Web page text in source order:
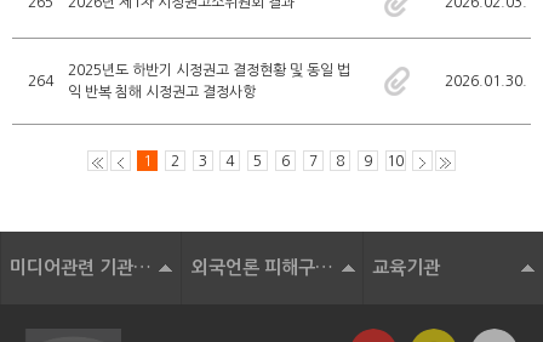
264
2025년도 하반기 시정권고 결정현황 및 동일 법
익 반복 침해 시정권고 결정사항
2026.01.30.
1 2 3 4 5 6 7 8 9 10
미디어관련 기관 및 단체 외국언론 피해구제기구 교육기관